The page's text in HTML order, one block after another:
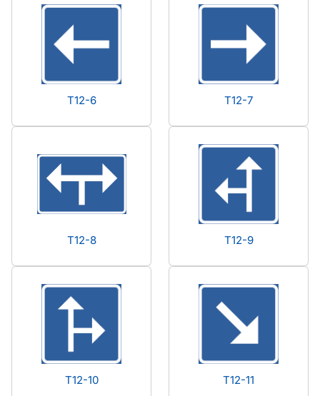
T12-6 T12-7
T12-8 T12-9
T12-10 T12-11